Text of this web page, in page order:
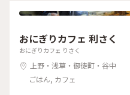
茶室で ゆっくりお茶をし
おにぎりカフェ 利さく
おにぎりカフェ りさく
上野・浅草・御徒町・谷中
ごはん, カフェ